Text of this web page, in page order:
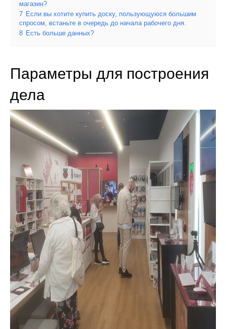
магазин?
7 Если вы хотите купить доску, пользующуюся большим
спросом, встаньте в очередь до начала рабочего дня.
8 Есть больше данных?
Параметры для построения
дела